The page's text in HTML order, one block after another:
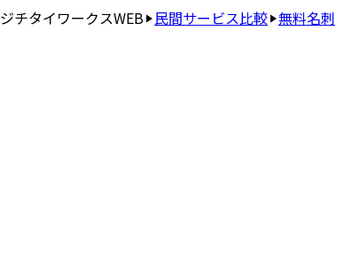
ジチタイワークスWEB 民間サービス比較 無料名刺